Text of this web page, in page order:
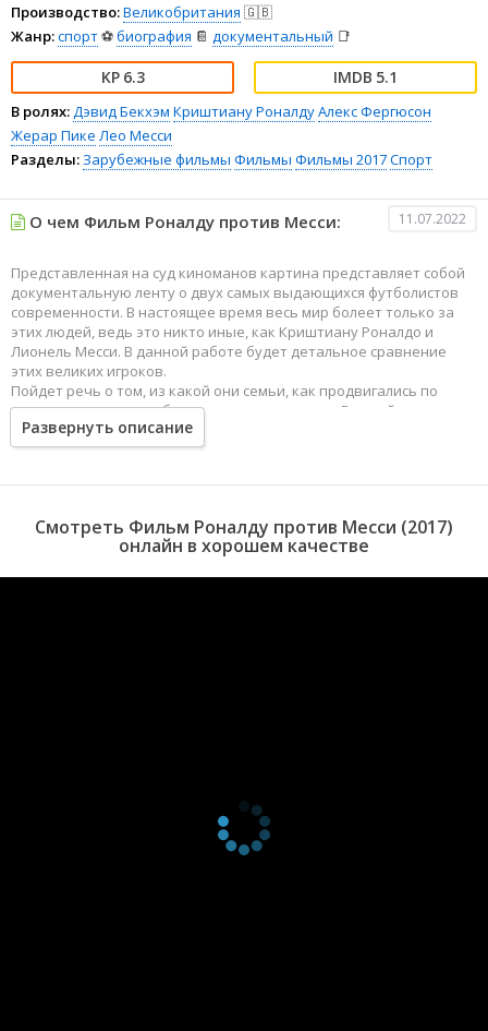
Производство:Великобритания 🇬🇧
Жанр:спорт⚽биография 📔 документальный 📑
6.3 5.1
В ролях: Дэвид Бекхэм Криштиану РоналдуАлекс Фергюсон
Жерар Пике Лео Месси
Разделы: Зарубежные фильмы Фильмы Фильмы 2017Спорт
О чем Фильм Роналду против Месси: 11.07.2022
Представленная на суд киноманов картина представляет собой
документальную ленту о двух самых выдающихся футболистов
современности. В настоящее время весь мир болеет только за
этих людей, ведь это никто иные, как Криштиану Роналдо и
Лионель Месси. В данной работе будет детальное сравнение
этих великих игроков.
Пойдет речь о том, из какой они семьи, как продвигались по
карьере, какие люди были к этому причастны. Вечный спор о том,
кто же из них более ценный на поле прокомментируют ведущие
специалисты в области футбола. Фанаты болеют только за
присоединиться к ним.
Развернуть описание
Смотреть Фильм Роналду против Месси (2017)
онлайн в хорошем качестве